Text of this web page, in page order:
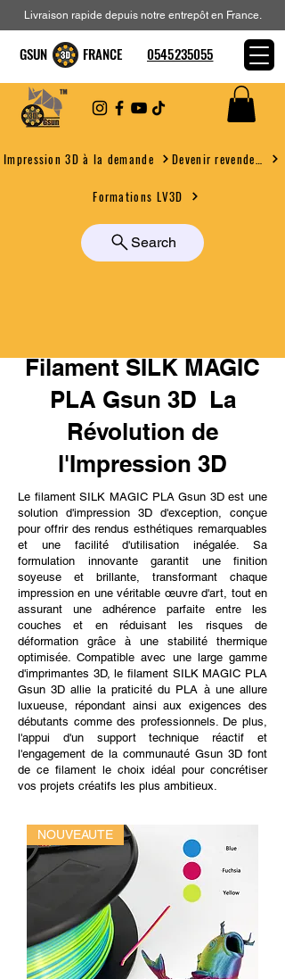
Impression 3D à la demande
Formations LV3D
Search
Livraison rapide depuis notre entrepôt en France.
GSUN FRANCE 0545235055
Filament SILK MAGIC
PLA Gsun 3D La
Révolution de
l'Impression 3D
Le filament SILK MAGIC PLA Gsun 3D est une
solution d'impression 3D d'exception, conçue
pour offrir des rendus esthétiques remarquables
et une facilité d'utilisation inégalée. Sa
formulation innovante garantit une finition
soyeuse et brillante, transformant chaque
impression en une véritable œuvre d'art, tout en
assurant une adhérence parfaite entre les
couches et en réduisant les risques de
déformation grâce à une stabilité thermique
optimisée. Compatible avec une large gamme
d'imprimantes 3D, le filament SILK MAGIC PLA
Gsun 3D allie la praticité du PLA à une allure
luxueuse, répondant ainsi aux exigences des
débutants comme des professionnels. De plus,
l'appui d'un support technique réactif et
l'engagement de la communauté Gsun 3D font
de ce filament le choix idéal pour concrétiser
vos projets créatifs les plus ambitieux.
NOUVEAUTE